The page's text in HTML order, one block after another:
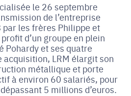
le 26 septembre
de l’entreprise
les frères Philippe et
d’un groupe en plein
Pohardy et ses quatre
acquisition, LRM élargit son
métallique et porte
à environ 60 salariés, pour
5 millions d’euros.